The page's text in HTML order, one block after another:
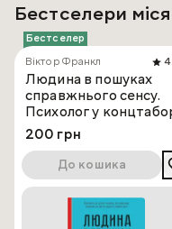
Бестселери
Бестселер
Віктор Франкл
Людина в пошуках
справжнього сенсу.
Психолог у
200 грн
До кошика